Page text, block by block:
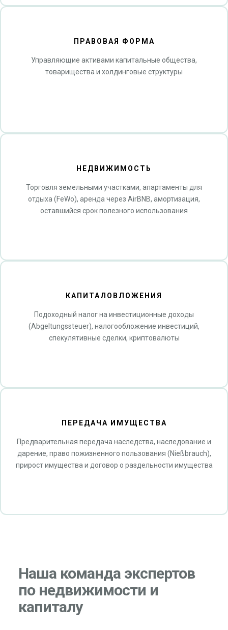
ПРАВОВАЯ ФОРМА
Управляющие активами капитальные общества,
товарищества и холдинговые структуры
НЕДВИЖИМОСТЬ
Торговля земельными участками, апартаменты для
отдыха (FeWo), аренда через AirBNB, амортизация,
оставшийся срок полезного использования
КАПИТАЛОВЛОЖЕНИЯ
Подоходный налог на инвестиционные доходы
(Abgeltungssteuer), налогообложение инвестиций,
спекулятивные сделки, криптовалюты
ПЕРЕДАЧА ИМУЩЕСТВА
Предварительная передача наследства, наследование и
дарение, право пожизненного пользования (Nießbrauch),
прирост имущества и договор о раздельности имущества
Наша команда экспертов
по недвижимости и
капиталу